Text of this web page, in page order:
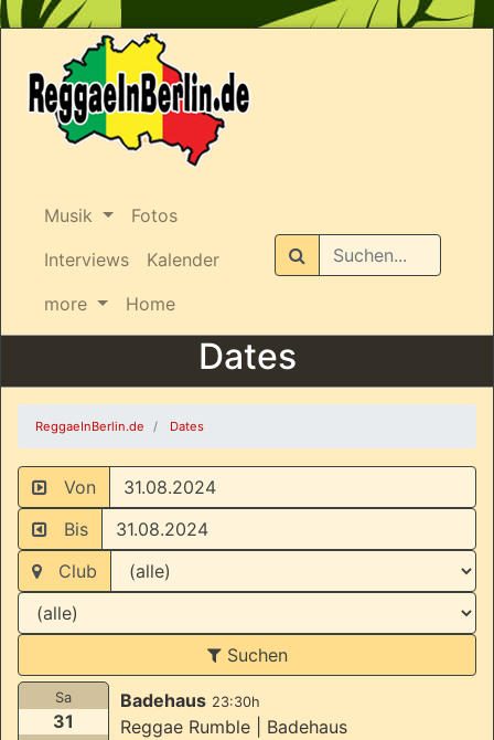
Musik
Fotos
Interviews
Kalender
more
Home
Suchen
Dates
ReggaeInBerlin.de Dates
Von
Bis
Club
Suchen
Sa
31
Badehaus 23:30h
Reggae Rumble | Badehaus